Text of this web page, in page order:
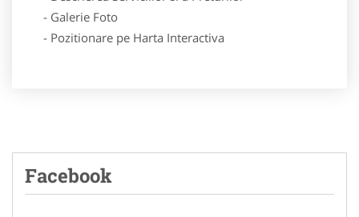
- Galerie Foto
- Pozitionare pe Harta Interactiva
Facebook